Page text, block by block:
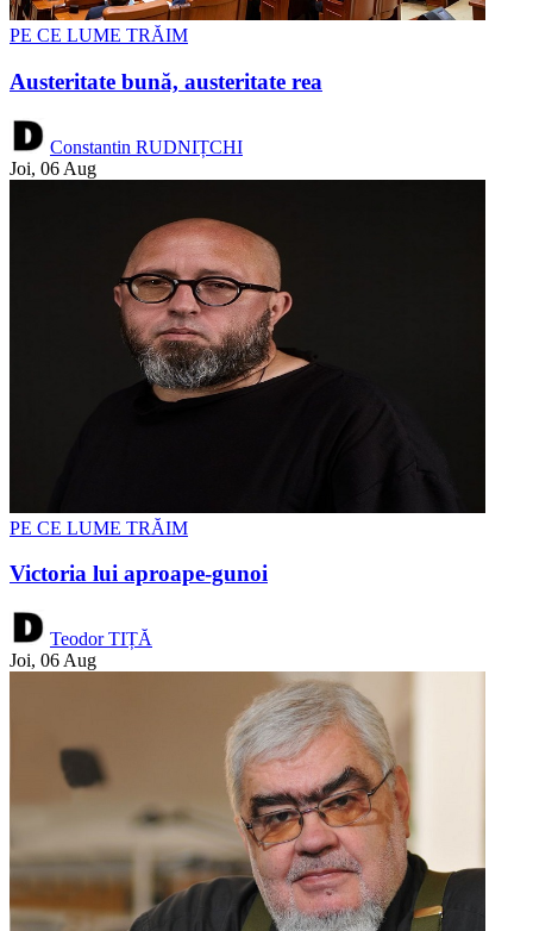
PE CE LUME TRĂIM
Austeritate bună, austeritate rea
Constantin RUDNIȚCHI
Joi, 06 Aug
PE CE LUME TRĂIM
Victoria lui aproape-gunoi
Teodor TIȚĂ
Joi, 06 Aug